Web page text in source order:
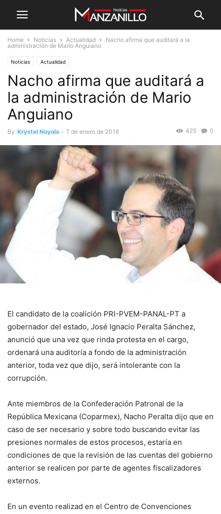
Home Noticias Actualidad
Nacho afirma que auditará a la
administración de Mario Anguiano
Noticias Actualidad
Nacho afirma que auditará a
la administración de Mario
Anguiano
By Krystel Noyola - 7 de enero de 2016 0
425
El candidato de la coalición PRI-PVEM-PANAL-PT a
gobernador del estado, José Ignacio Peralta Sánchez,
anunció que una vez que rinda protesta en el cargo,
ordenará una auditoría a fondo de la administración
anterior, toda vez que dijo, será intolerante con la
corrupción.
Ante miembros de la Confederación Patronal de la
República Mexicana (Coparmex), Nacho Peralta dijo que en
caso de ser necesario y sobre todo buscando evitar las
presiones normales de estos procesos, estaría en
condiciones de que la revisión de las cuentas del gobierno
anterior se realicen por parte de agentes fiscalizadores
externos.
En un evento realizad en el Centro de Convenciones